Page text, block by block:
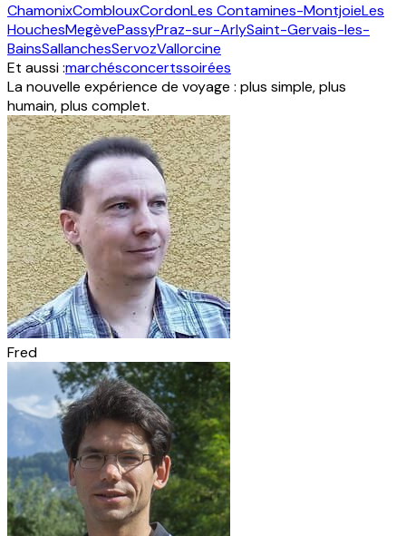
ChamonixComblouxCordonLes Contamines-MontjoieLes
HouchesMegèvePassyPraz-sur-ArlySaint-Gervais-les-
BainsSallanchesServozVallorcine
Et aussi :marchésconcertssoirées
La nouvelle expérience de voyage : plus simple, plus
humain, plus complet.
Fred